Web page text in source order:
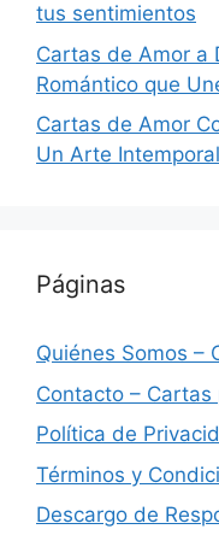
tus sentimientos
Cartas de Amor a
Romántico que
Cartas de Amor
Un Arte
Páginas
Quiénes Somos –
Contacto – Cartas
Política de
Términos y
Descargo de